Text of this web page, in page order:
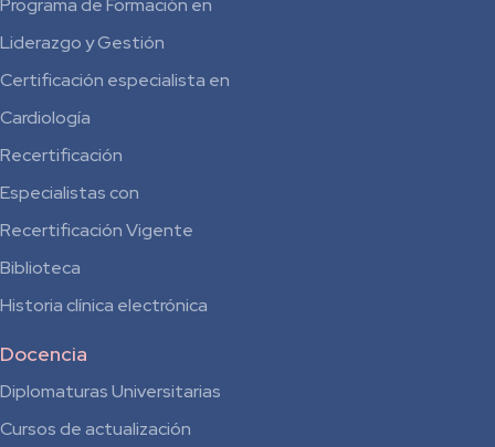
Programa de Formación en
Liderazgo y Gestión
Certificación especialista en
Cardiología
Recertificación
Especialistas con
Recertificación Vigente
Biblioteca
Historia clínica electrónica
Docencia
Diplomaturas Universitarias
Cursos de actualización